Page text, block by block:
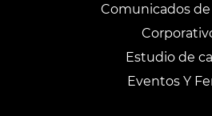
Comunicados
Estudio de
Eventos Y